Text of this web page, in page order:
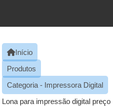
Início
Produtos
Categoria - Impressora Digital
Lona para impressão digital preço